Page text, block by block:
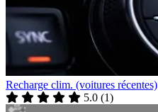
Recharge clim. (voitures récentes)
5.0 (1)